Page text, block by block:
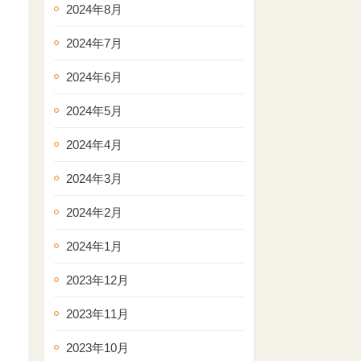
2024年8月
2024年7月
2024年6月
2024年5月
2024年4月
2024年3月
2024年2月
2024年1月
2023年12月
2023年11月
2023年10月